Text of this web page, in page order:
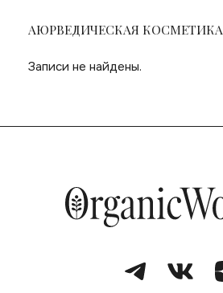
АЮРВЕДИЧЕСКАЯ КОСМЕТИКА
Записи не найдены.